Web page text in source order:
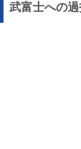
武富士への